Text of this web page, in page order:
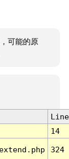
可能的原
Line
14
324